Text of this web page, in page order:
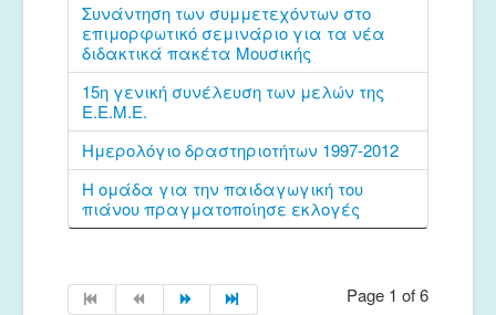
Συνάντηση των συμμετεχόντων στο
επιμορφωτικό σεμινάριο για τα νέα
διδακτικά πακέτα Μουσικής
15η γενική συνέλευση των μελών της
Ε.Ε.Μ.Ε.
Ημερολόγιο δραστηριοτήτων 1997-2012
Η ομάδα για την παιδαγωγική του
πιάνου πραγματοποίησε εκλογές
Page 1 of 6